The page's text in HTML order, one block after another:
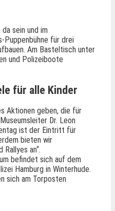
sein und im
Puppenbühne für drei
Am Basteltisch unter
und Polizeiboote
für alle Kinder
Aktionen geben, die für
Dr. Leon
ist der Eintritt für
bieten wir
an“.
befindet sich auf dem
Hamburg in Winterhude.
sich am Torposten